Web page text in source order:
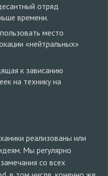
отряд
времени.
место
«нейтральных»
к зависанию
на технику на
реализованы или
Мы регулярно
со всех